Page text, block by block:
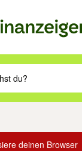
deinen Browser